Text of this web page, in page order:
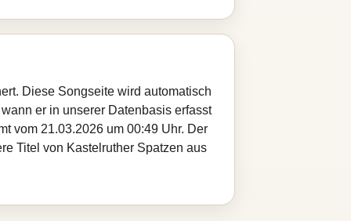
Diese Songseite wird automatisch
er in unserer Datenbasis erfasst
vom 21.03.2026 um 00:49 Uhr. Der
Titel von Kastelruther Spatzen aus